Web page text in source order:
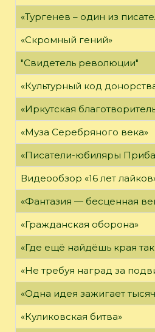
«Тургенев – один из
«Скромный гений»
"Свидетель революции"
«Культурный код
«Иркутская
«Муза Серебряного века»
«Писатели-юбиляры
Видеообзор «16 лет
«Фантазия — бесценная
«Гражданская оборона»
«Где ещё найдёшь края
«Не требуя наград за
«Одна идея зажигает
«Куликовская битва»